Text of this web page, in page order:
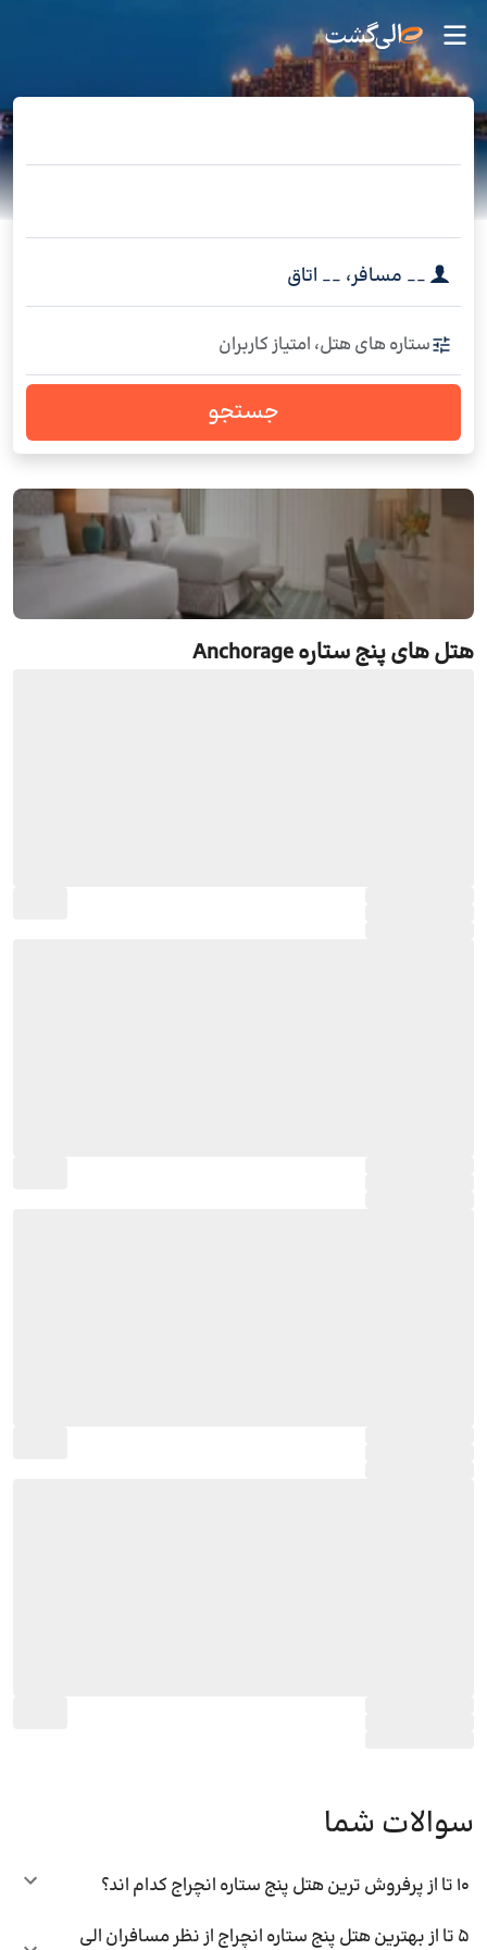
__ مسافر، __ اتاق
ستاره های هتل، امتیاز کاربران
جستجو
رزرو هتل های پنج ستاره Anchorage
هتل های پنج ستاره Anchorage
سوالات شما
10 تا از پرفروش ترین هتل پنج ستاره انچراج کدام اند؟
5 تا از بهترین هتل پنج ستاره انچراج از نظر مسافران الی